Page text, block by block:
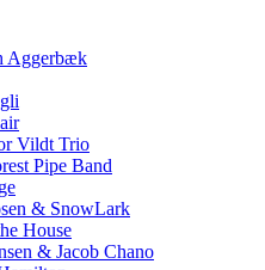
Aggerbæk
Vildt Trio
Pipe Band
& SnowLark
House
& Jacob Chano